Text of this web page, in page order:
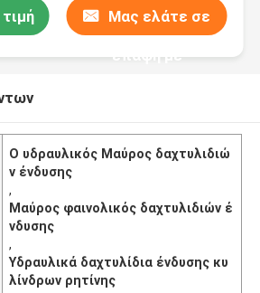
Μας ελάτε σε
επαφή με
Ο υδραυλικός Μαύρος δαχτυλιδιώ
ν ένδυσης
,
Μαύρος φαινολικός δαχτυλιδιών έ
νδυσης
,
Υδραυλικά δαχτυλίδια ένδυσης κυ
λίνδρων ρητίνης